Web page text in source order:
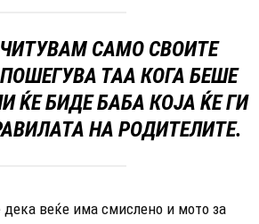
САМО СВОИТЕ
ТАА КОГА БЕШЕ
ЌЕ БИДЕ БАБА КОЈА ЌЕ ГИ
НА РОДИТЕЛИТЕ.
веќе има смислено и мото за